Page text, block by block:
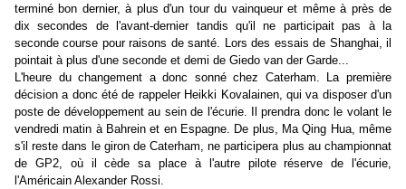
terminé bon dernier, à plus d'un tour du vainqueur et même à près de
dix secondes de l'avant-dernier tandis qu'il ne participait pas à la
seconde course pour raisons de santé. Lors des essais de Shanghai, il
pointait à plus d'une seconde et demi de Giedo van der Garde...
L'heure du changement a donc sonné chez Caterham. La première
décision a donc été de rappeler Heikki Kovalainen, qui va disposer d'un
poste de développement au sein de l'écurie. Il prendra donc le volant le
vendredi matin à Bahrein et en Espagne. De plus, Ma Qing Hua, même
s'il reste dans le giron de Caterham, ne participera plus au championnat
de GP2, où il cède sa place à l'autre pilote réserve de l'écurie,
l'Américain Alexander Rossi.